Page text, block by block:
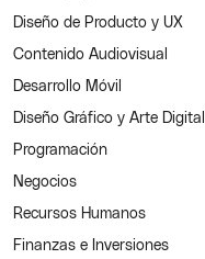
Diseño de Producto y UX
Contenido Audiovisual
Desarrollo Móvil
Diseño Gráfico y Arte Digital
Programación
Negocios
Recursos Humanos
Finanzas e Inversiones